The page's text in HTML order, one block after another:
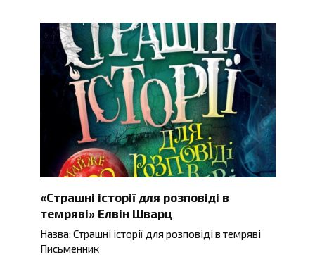
«Страшні історії для розповіді в
темряві» Елвін Шварц
Назва: Страшні історії для розповіді в темряві
Письменник